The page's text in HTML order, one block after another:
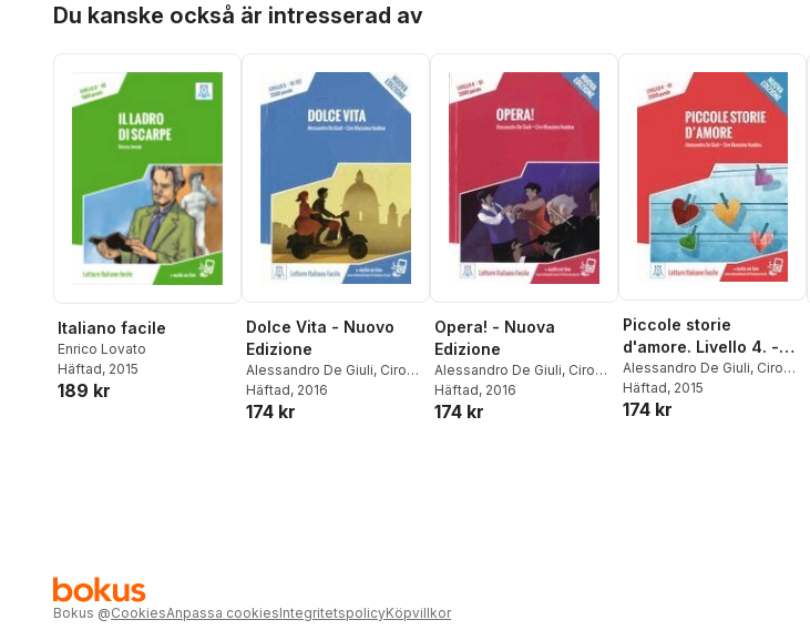
Du kanske också är intresserad av
Italiano facile
Enrico Lovato
Häftad, 2015
189 kr
Dolce Vita - Nuovo
Edizione
Alessandro De Giuli, Ciro
Massimo Naddeo
Häftad, 2016
174 kr
Opera! - Nuova
Edizione
Alessandro De Giuli, Ciro
Massimo Naddeo
Häftad, 2016
174 kr
Piccole storie
d'amore. Livello 4. -
Nuovo Edizione
Alessandro De Giuli, Ciro
Massimo Naddeo
Häftad, 2015
174 kr
Bokus @CookiesAnpassa cookiesIntegritetspolicyKöpvillkor